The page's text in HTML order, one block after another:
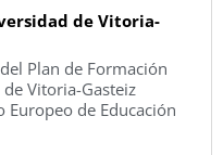
de Vitoria-
Plan de Formación
Vitoria-Gasteiz
Europeo de Educación